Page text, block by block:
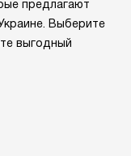
предлагают
Выберите
выгодный